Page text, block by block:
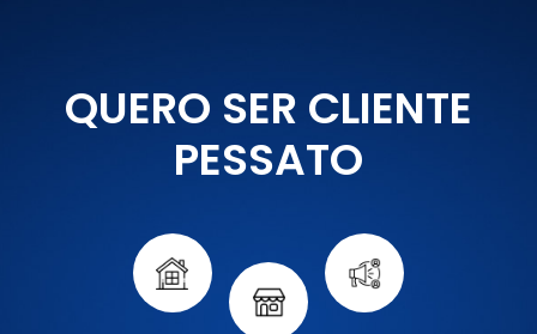
QUERO SER CLIENTE
PESSATO